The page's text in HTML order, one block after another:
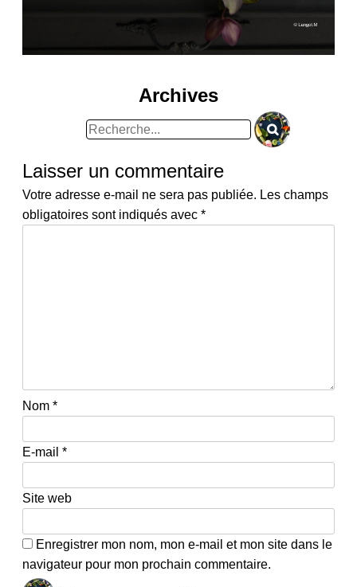
Archives
Rechercher
:
Laisser un commentaire
Votre adresse e-mail ne sera pas publiée. Les champs
obligatoires sont indiqués avec *
Nom *
E-mail *
Site web
Enregistrer mon nom, mon e-mail et mon site dans le
navigateur pour mon prochain commentaire.